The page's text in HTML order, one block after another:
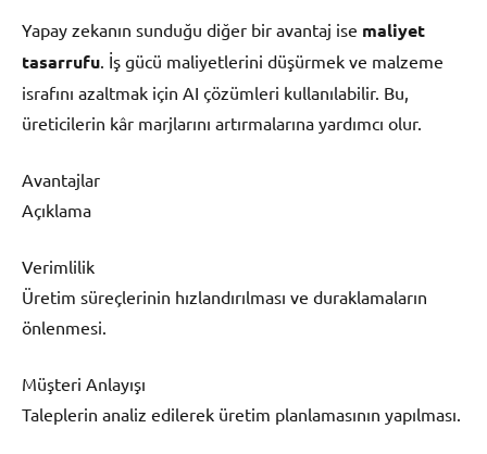
Yapay zekanın sunduğu diğer bir avantaj ise maliyet
tasarrufu. İş gücü maliyetlerini düşürmek ve malzeme
israfını azaltmak için AI çözümleri kullanılabilir. Bu,
üreticilerin kâr marjlarını artırmalarına yardımcı olur.
Avantajlar
Açıklama
Verimlilik
Üretim süreçlerinin hızlandırılması ve duraklamaların
önlenmesi.
Müşteri Anlayışı
Taleplerin analiz edilerek üretim planlamasının yapılması.